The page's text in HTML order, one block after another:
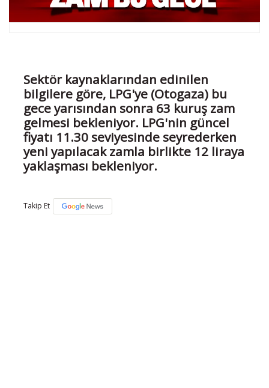
Sektör kaynaklarından edinilen
bilgilere göre, LPG'ye (Otogaza) bu
gece yarısından sonra 63 kuruş zam
gelmesi bekleniyor. LPG'nin güncel
fiyatı 11.30 seviyesinde seyrederken
yeni yapılacak zamla birlikte 12 liraya
yaklaşması bekleniyor.
Takip Et